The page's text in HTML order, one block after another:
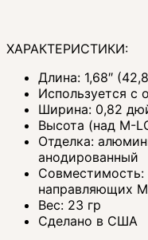
ХАРАКТЕРИСТИКИ:
Длина: 1,68″
Используется с
Ширина: 0,82
Высота (над M-
Отделка:
анодированный
направляющих
Вес: 23 гр
Сделано в США